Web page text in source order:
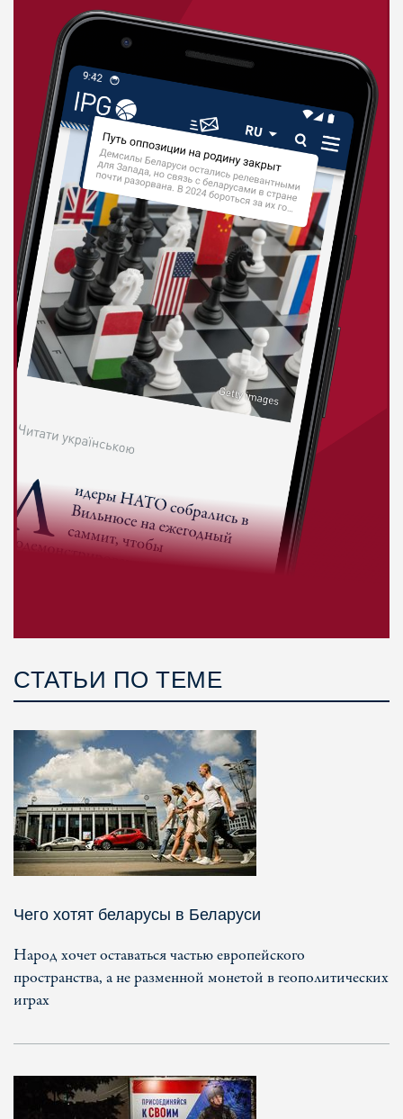
СТАТЬИ ПО ТЕМЕ
Чего хотят беларусы в Беларуси
Народ хочет оставаться частью европейского
пространства, а не разменной монетой в геополитических
играх